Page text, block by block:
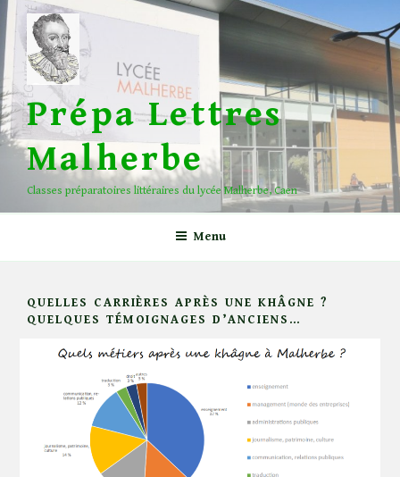
Aller
au
contenu
principal
Prépa Lettres
Malherbe
Classes préparatoires littéraires du lycée Malherbe, Caen
Menu
QUELLES CARRIÈRES APRÈS UNE KHÂGNE ?
QUELQUES TÉMOIGNAGES D’ANCIENS…